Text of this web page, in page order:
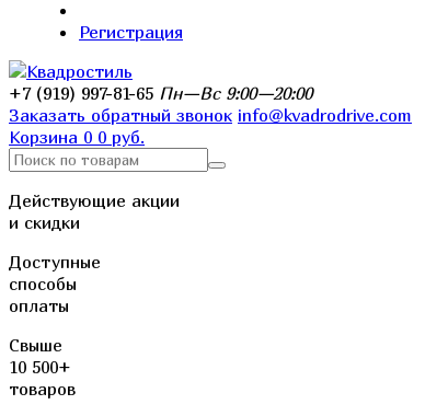
Регистрация
+7 (919) 997-81-65 Пн—Вс 9:00—20:00
Заказать обратный звонок info@kvadrodrive.com
Корзина 0 0 руб.
Действующие акции
и скидки
Доступные
способы
оплаты
Свыше
10 500+
товаров